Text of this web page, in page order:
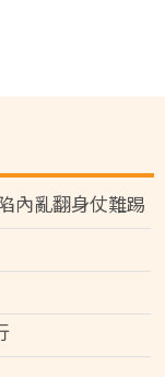
內亂翻身仗難踢